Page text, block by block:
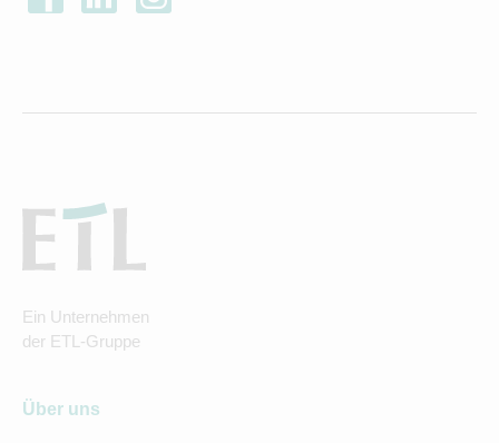
Ein Unternehmen
der ETL-Gruppe
Über uns